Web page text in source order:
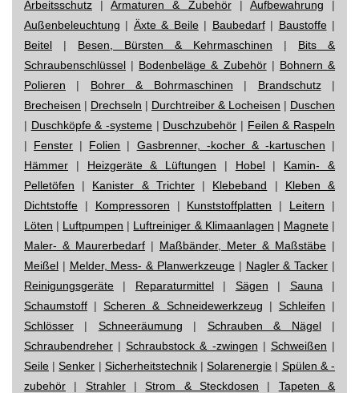
Arbeitsschutz |Armaturen & Zubehör| Aufbewahrung |
Außenbeleuchtung | Äxte & Beile| Baubedarf| Baustoffe|
Beitel | Besen, Bürsten & Kehrmaschinen | Bits &
Schraubenschlüssel | Bodenbeläge & Zubehör| Bohnern &
Polieren | Bohrer & Bohrmaschinen | Brandschutz|
Brecheisen | Drechseln | Durchtreiber & Locheisen | Duschen
| Duschköpfe & -systeme | Duschzubehör | Feilen & Raspeln
| Fenster | Folien | Gasbrenner, -kocher & -kartuschen |
Hämmer | Heizgeräte & Lüftungen | Hobel| Kamin- &
Pelletöfen | Kanister & Trichter| Klebeband | Kleben &
Dichtstoffe | Kompressoren | Kunststoffplatten | Leitern |
Löten | Luftpumpen | Luftreiniger & Klimaanlagen | Magnete|
Maler- & Maurerbedarf | Maßbänder, Meter & Maßstäbe |
Meißel | Melder, Mess- & Planwerkzeuge | Nagler & Tacker |
Reinigungsgeräte | Reparaturmittel| Sägen | Sauna |
Schaumstoff |Scheren & Schneidewerkzeug | Schleifen |
Schlösser | Schneeräumung | Schrauben & Nägel|
Schraubendreher |Schraubstock & -zwingen | Schweißen |
Seile |Senker | Sicherheitstechnik|Solarenergie | Spülen & -
zubehör | Strahler|Strom & Steckdosen | Tapeten &